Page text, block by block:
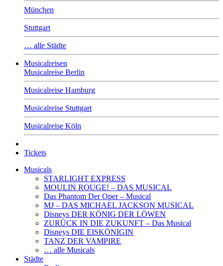
München
Stuttgart
… alle Städte
Musicalreisen
Musicalreise Berlin
Musicalreise Hamburg
Musicalreise Stuttgart
Musicalreise Köln
Tickets
Musicals
STARLIGHT EXPRESS
MOULIN ROUGE! – DAS MUSICAL
Das Phantom Der Oper – Musical
MJ – DAS MICHAEL JACKSON MUSICAL
Disneys DER KÖNIG DER LÖWEN
ZURÜCK IN DIE ZUKUNFT – Das Musical
Disneys DIE EISKÖNIGIN
TANZ DER VAMPIRE
… alle Musicals
Städte